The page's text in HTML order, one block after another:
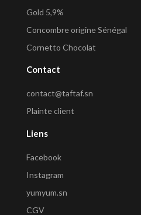
Gold 5,9%
Concombre origine Sénégal
Cornetto Chocolat
Contact
contact@taftaf.sn
Plainte client
Liens
Facebook
Instagram
yumyum.sn
CGV